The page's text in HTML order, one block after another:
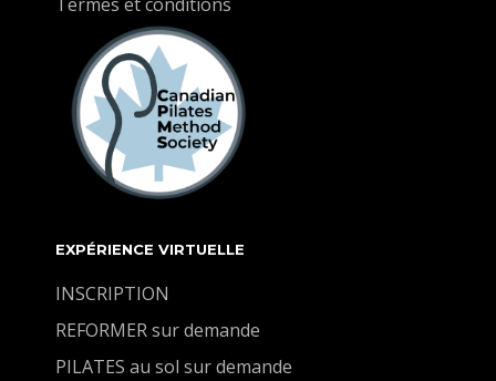
EXPÉRIENCE VIRTUELLE
INSCRIPTION
REFORMER sur demande
PILATES au sol sur demande